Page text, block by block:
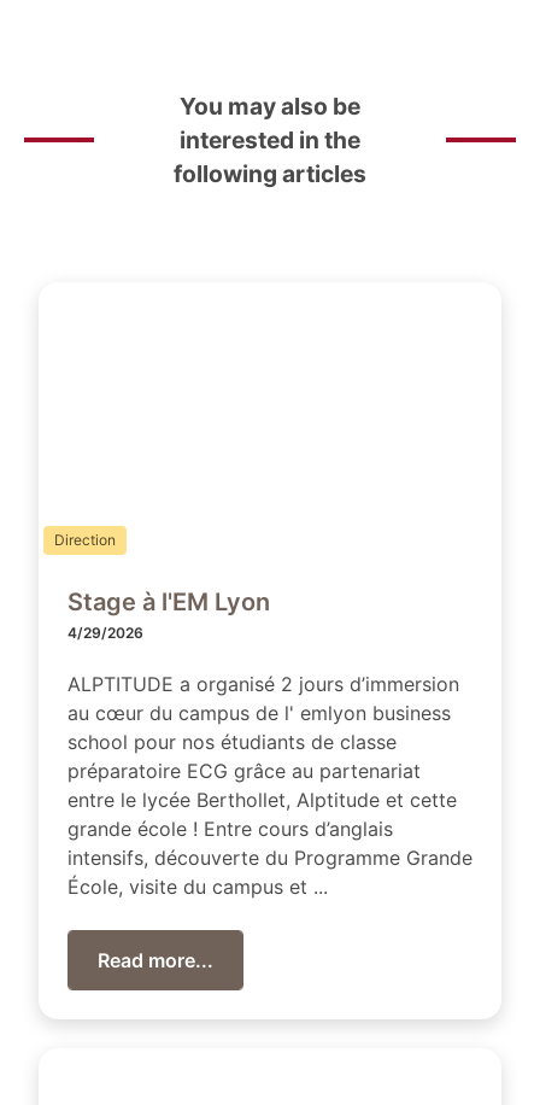
You may also be
interested in the
following articles
Direction
Stage à l'EM Lyon
4/29/2026
ALPTITUDE a organisé 2 jours d’immersion
au cœur du campus de l' emlyon business
school pour nos étudiants de classe
préparatoire ECG grâce au partenariat
entre le lycée Berthollet, Alptitude et cette
grande école ! Entre cours d’anglais
intensifs, découverte du Programme Grande
École, visite du campus et ...
Read more...